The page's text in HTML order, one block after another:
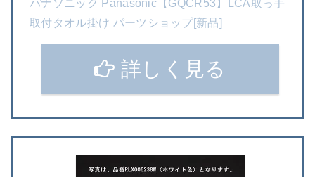
パナソニック Panasonic【GQCR53】LCA取っ手
取付タオル掛け パーツショップ[新品]
詳しく見る